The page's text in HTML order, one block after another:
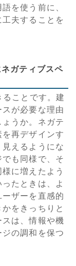
を使う前に、
夫することを
ガティブスペ
ことです。建
が必要な理由
うか。ネガテ
再デザインす
えるようにな
も同様で、そ
に増えたよう
たときは、よ
ザーを直感的
をきっちりと
は、情報や機
の調和を保つ